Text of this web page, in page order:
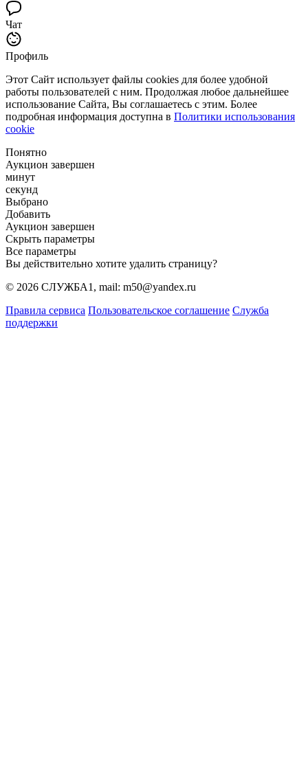
Чат
Профиль
Этот Сайт использует файлы cookies для более удобной
работы пользователей с ним. Продолжая любое дальнейшее
использование Сайта, Вы соглашаетесь с этим. Более
подробная информация доступна в Политики использования
cookie
Понятно
Аукцион завершен
минут
секунд
Выбрано
Добавить
Аукцион завершен
Скрыть параметры
Все параметры
Вы действительно хотите удалить страницу?
© 2026 СЛУЖБА1, mail: m50@yandex.ru
Правила сервиса Пользовательское соглашение Служба
поддержки